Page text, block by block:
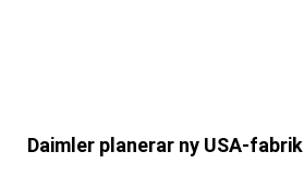
Daimler planerar ny USA-fabrik